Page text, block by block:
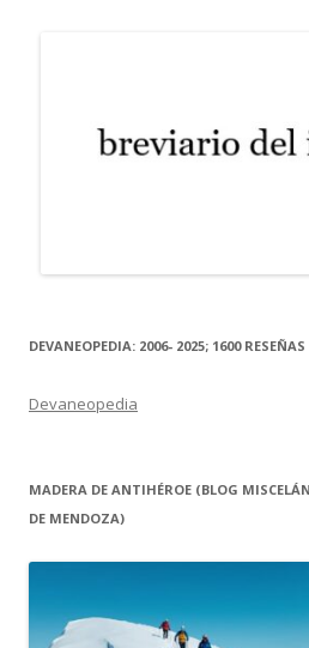
DEVANEOPEDIA: 2006- 2025; 1600 RESEÑAS
Devaneopedia
MADERA DE ANTIHÉROE (BLOG
DE MENDOZA)